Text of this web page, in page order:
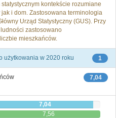
statystycznym kontekście rozumiane
i dom. Zastosowana terminologia
Urząd Statystyczny (GUS). Przy
zastosowano
mieszkańców.
1
użytkowania w 2020 roku
7,04
7,04
7,56